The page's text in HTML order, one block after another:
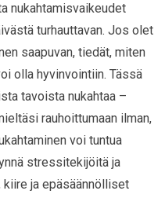
nukahtamisvaikeudet
turhauttavan. Jos olet
saapuvan, tiedät, miten
olla hyvinvointiin. Tässä
tavoista nukahtaa –
rauhoittumaan ilman,
voi tuntua
stressitekijöitä ja
kiire ja epäsäännölliset